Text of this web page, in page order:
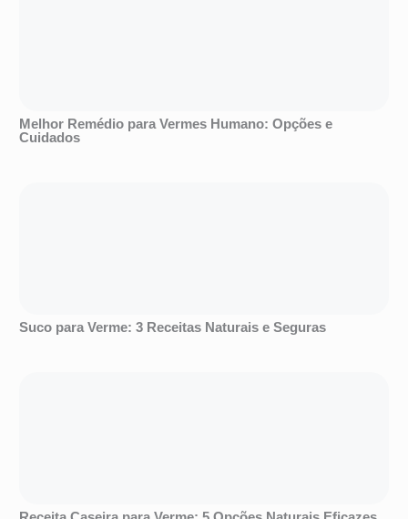
Melhor Remédio para Vermes Humano: Opções e
Cuidados
Suco para Verme: 3 Receitas Naturais e Seguras